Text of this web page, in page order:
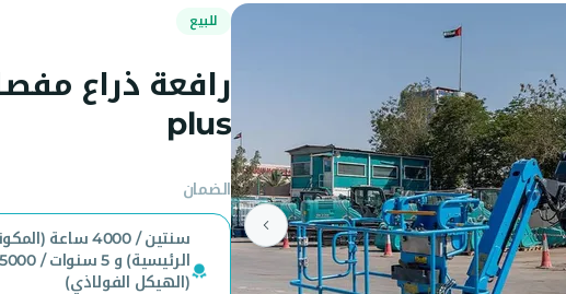
للبيع
plus
الضمان
سنتين / 4000 ساعة
(الهيكل الفولاذي)